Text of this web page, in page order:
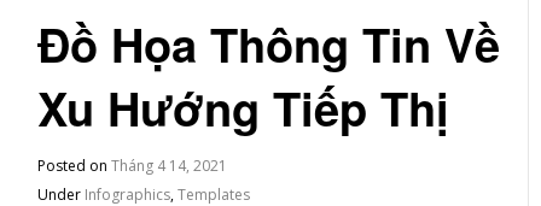
Đồ Họa Thông Tin Về
Xu Hướng Tiếp Thị
Posted onTháng 4 14, 2021
Under Infographics,Templates